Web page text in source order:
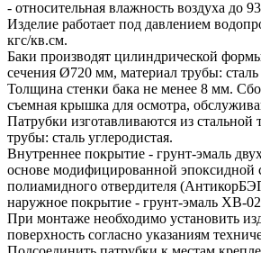
- относительная влажность воздуха до
Изделие работает под давлением
кгс/кв.см.
Баки производят цилиндрической
сечения Ø720 мм, материал трубы: сталь
Толщина стенки бака не менее 8 мм.
съемная крышка для осмотра,
Патрубки изготавливаются из стальной
трубы: сталь углеродистая.
Внутреннее покрытие - грунт-эмаль
основе модифицированной эпоксидной
полиамидного отвердителя
наружное покрытие - грунт-эмаль ХВ-
При монтаже необходимо установить
поверхность согласно указаниям